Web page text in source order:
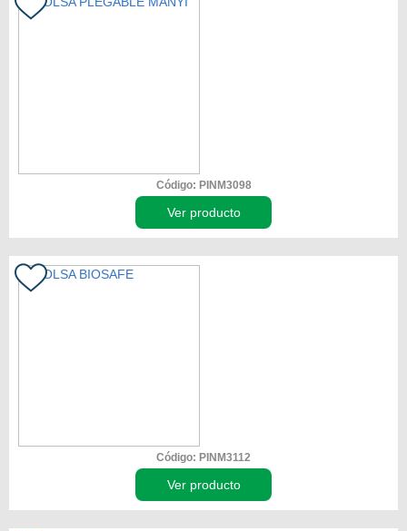
Código: PINM3098
Ver producto
Código: PINM3112
Ver producto